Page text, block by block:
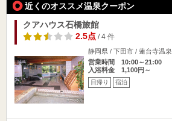
近くのオススメ温泉クーポン
クアハウス石橋旅館
2.5点/ 4 件
静岡県 / 下田市 / 蓮台寺温泉
営業時間 10:00～21:00
入浴料金 1,100円～
日帰り 宿泊